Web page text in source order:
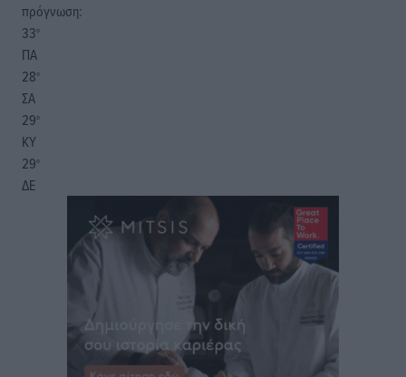
πρόγνωση:
33°
ΠΑ
28°
ΣΑ
29°
ΚΥ
29°
ΔΕ